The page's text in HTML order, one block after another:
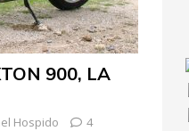
900, LA
Hospido 4